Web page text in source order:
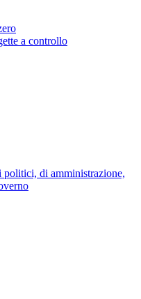
a controllo
di amministrazione,